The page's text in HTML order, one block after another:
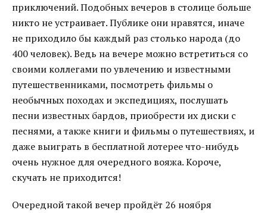
приключений. Подобных вечеров в столице больше
никто не устраивает. Публике они нравятся, иначе
не приходило бы каждый раз столько народа (до
400 человек). Ведь на вечере можно встретиться со
своими коллегами по увлечению и известными
путешественниками, посмотреть фильмы о
необычных походах и экспедициях, послушать
песни известных бардов, приобрести их диски с
песнями, а также книги и фильмы о путешествиях, и
даже выиграть в бесплатной лотерее что-нибудь
очень нужное для очередного вояжа. Короче,
скучать не приходится!
Очередной такой вечер пройдёт 26 ноября